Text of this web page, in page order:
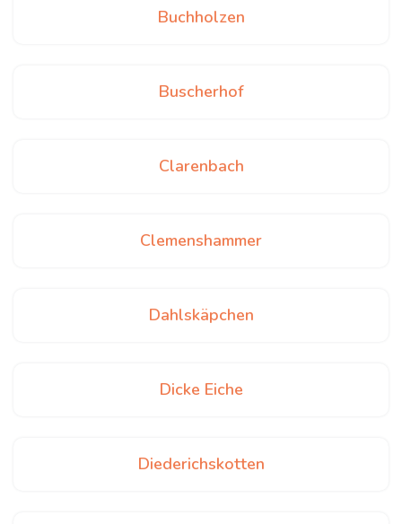
Buchholzen
Buscherhof
Clarenbach
Clemenshammer
Dahlskäpchen
Dicke Eiche
Diederichskotten